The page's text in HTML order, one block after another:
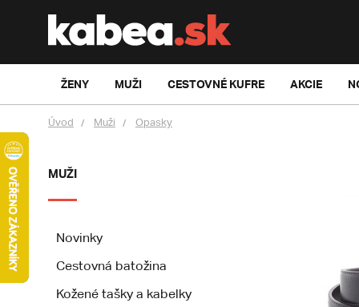
ŽENY MUŽI CESTOVNÉ KUFRE AKCIE
Úvod Muži Opasky
MUŽI
Novinky
Cestovná batožina
Kožené tašky a kabelky